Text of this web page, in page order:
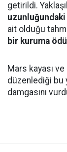
getirildi.
uzunluğundaki
ait olduğu
bir kuruma
Mars kayası
düzenlediği bu
damgasını